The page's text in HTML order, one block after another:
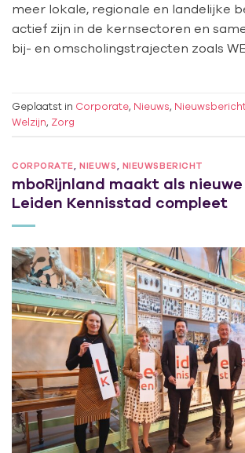
meer lokale, regionale en landelijke
actief zijn in de kernsectoren en
bij- en omscholingstrajecten zoals
Geplaatst in Corporate, Nieuws,
Welzijn, Zorg
CORPORATE ,NIEUWS NIEUWSBERICHT
mboRijnland maakt als
Leiden Kennisstad compleet